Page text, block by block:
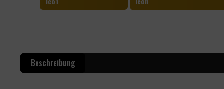
Beschreibung